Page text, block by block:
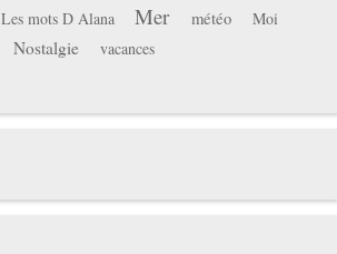
Les mots D Alana Mer météo Moi
Nostalgie
vacances